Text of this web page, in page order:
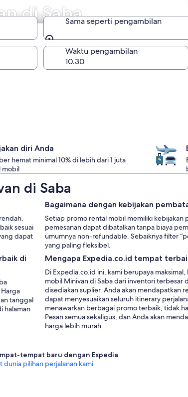
di SabaSama seperti pengambilan
Sama seperti pengambilan
Waktu pengambilan
diri Anda
hemat minimal 10% di lebih dari 1 juta
mobil
di Saba
sesuai
dapat
di
tanggal
halaman
Bagaimana dengan kebijakan
Setiap promo rental mobil memiliki kebijakan
pemesanan dapat dibatalkan tanpa biaya
umumnya non-refundable. Sebaiknya filter
yang paling fleksibel.
Mengapa Expedia.co.id tempat
Di Expedia.co.id ini, kami berupaya
mobil Minivan di Saba dari inventori terbesar
disediakan suplier. Anda akan mendapatkan
dapat menyesuaikan seluruh itinerary
menawarkan berbagai promo terbaik, tidak
Pesan semua sekaligus, dan Anda akan
harga lebih murah.
tempat baru dengan Expedia
dunia pilihan perjalanan kami